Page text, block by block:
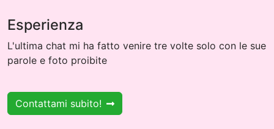
Esperienza
L'ultima chat mi ha fatto venire tre volte solo con le sue
parole e foto proibite
Contattami subito!